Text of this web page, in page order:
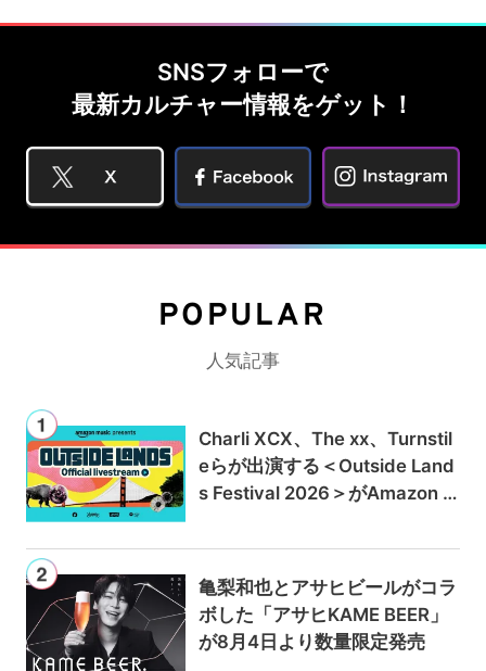
SNSフォローで
最新カルチャー情報をゲット！
POPULAR
人気記事
Charli XCX、The xx、Turnstil
eらが出演する＜Outside Land
s Festival 2026＞がAmazon M
ブ配信
亀梨和也とアサヒビールがコラ
ボした「アサヒKAME BEER」
が8月4日より数量限定発売